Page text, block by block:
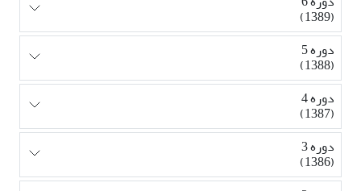
(1389)
دوره 5
(1388)
دوره 4
(1387)
دوره 3
(1386)